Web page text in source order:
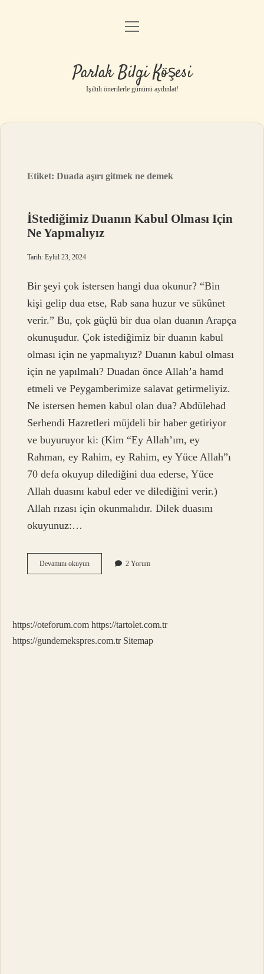
Anasayfa
Yasal Uyarı
menüyü
Parlak Bilgi Köşesi
Işıltılı önerilerle gününü aydınlat!
Etiket:Duada aşırı gitmek ne demek
İStediğimiz Duanın Kabul Olması Için
Ne Yapmalıyız
Tarih: Eylül 23, 2024
Bir şeyi çok istersen hangi dua okunur? “Bin
kişi gelip dua etse, Rab sana huzur ve sükûnet
verir.” Bu, çok güçlü bir dua olan duanın Arapça
okunuşudur. Çok istediğimiz bir duanın kabul
olması için ne yapmalıyız? Duanın kabul olması
için ne yapılmalı? Duadan önce Allah’a hamd
etmeli ve Peygamberimize salavat getirmeliyiz.
Ne istersen hemen kabul olan dua? Abdülehad
Serhendi Hazretleri müjdeli bir haber getiriyor
ve buyuruyor ki: (Kim “Ey Allah’ım, ey
Rahman, ey Rahim, ey Rahim, ey Yüce Allah”ı
70 defa okuyup dilediğini dua ederse, Yüce
Allah duasını kabul eder ve dilediğini verir.)
Allah rızası için okunmalıdır. Dilek duasını
okuyunuz:…
Devamını okuyunİStediğimiz
Duanın
Yapmalıyız
2 Yorum
https://oteforum.com https://tartolet.com.tr
https://gundemekspres.com.tr Sitemap